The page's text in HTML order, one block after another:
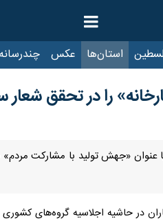
استان‌ها عکس چندرسانه‌ای ایرنا TV
را در تحقق
«جهش تولید با مشارکت
در حاشیه اجلاسیه گروه‌های